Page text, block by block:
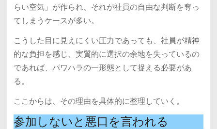
らい空気」が作られ、それが社員の自由な判断を奪っ
てしまうケースが多い。
こうした目に見えにくい圧力であっても、社員が精神
的な負担を感じ、実質的に選択の余地を失っているの
であれば、パワハラの一形態として捉える必要があ
る。
ここからは、その理由を具体的に整理していく。
参加しないと悪口を言われる